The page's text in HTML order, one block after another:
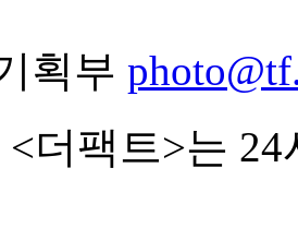
획부
<더팩트>는